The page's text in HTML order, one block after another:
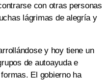
con otras personas
lágrimas de alegría y
y hoy tiene un
de autoayuda e
El gobierno ha